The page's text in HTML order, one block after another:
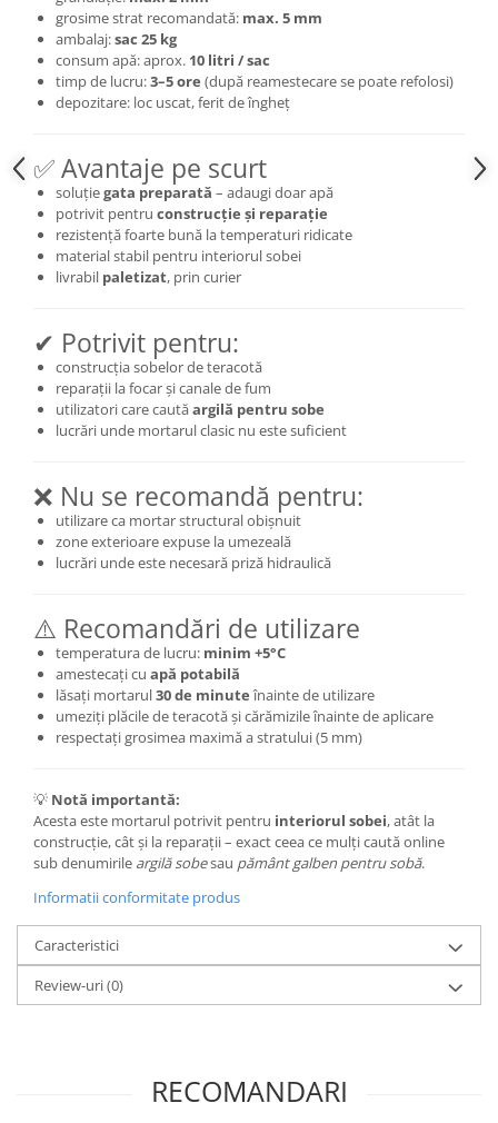
grosime strat recomandată: max. 5 mm
ambalaj:sac 25 kg
consum apă: aprox. 10 litri / sac
timp de lucru:3–5 ore (după reamestecare se poate refolosi)
depozitare: loc uscat, ferit de îngheț
✅ Avantaje pe scurt
soluțiegata preparată – adaugi doar apă
potrivit pentru construcție și reparație
rezistență foarte bună la temperaturi ridicate
material stabil pentru interiorul sobei
livrabil paletizat, prin curier
✔ Potrivit pentru:
construcția sobelor de teracotă
reparații la focar și canale de fum
utilizatori care cautăargilă pentru sobe
lucrări unde mortarul clasic nu este suficient
❌ Nu se recomandă pentru:
utilizare ca mortar structural obișnuit
zone exterioare expuse la umezeală
lucrări unde este necesară priză hidraulică
⚠️ Recomandări de utilizare
temperatura de lucru: minim +5°C
amestecați cu apă potabilă
lăsați mortarul30 de minuteînainte de utilizare
umeziți plăcile de teracotă și cărămizile înainte de aplicare
respectați grosimea maximă a stratului (5 mm)
💡 Notă importantă:
Acesta este mortarul potrivit pentru interiorul sobei, atât la
construcție, cât și la reparații – exact ceea ce mulți caută online
sub denumirile argilă sobesau pământ galben pentru sobă.
Informatii conformitate produs
Caracteristici
Review-uri(0)
RECOMANDARI